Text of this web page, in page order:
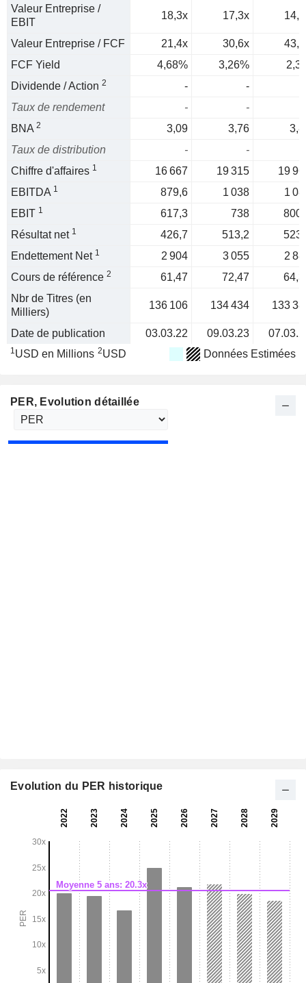
Valeur Entreprise /
EBIT
18,3x 17,3x
Valeur Entreprise / FCF 21,4x 30,6x
FCF Yield
4,68% 3,26%
Dividende / Action 2 -
-
Taux de rendement
-
-
BNA 2 3,09 3,76
Taux de distribution
-
-
Chiffre d'affaires 1 16 667 19 315
19
EBITDA 1 879,6 1 038
1
EBIT 1 617,3 738
Résultat net 1 426,7 513,2
Endettement Net 1 2 904 3 055
2
Cours de référence 2 61,47 72,47
Nbr de Titres (en
Milliers)
136 106 134 434 133
Date de publication 03.03.22 09.03.23
1USD en Millions 2USD Données Estimées
PER, Evolution détaillée
Evolution du PER historique